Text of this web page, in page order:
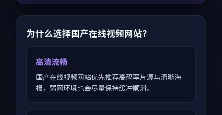
为什么选择国产在线视频网站？
高清流畅
国产在线视频网站优先推荐高码率片源与清晰海
报，弱网环境也会尽量保持缓冲顺滑。